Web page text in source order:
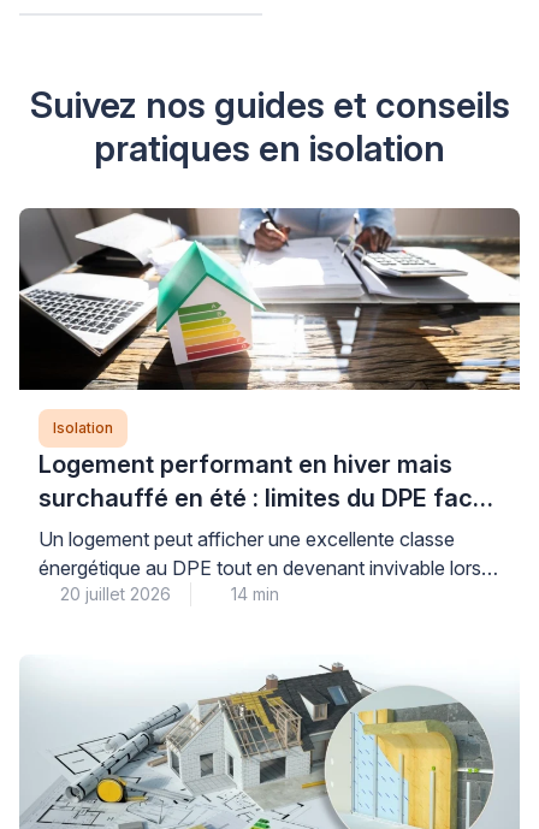
Suivez nos guides et conseils
pratiques en isolation
Isolation
Logement performant en hiver mais
surchauffé en été : limites du DPE face
aux canicules
Un logement peut afficher une excellente classe
énergétique au DPE tout en devenant invivable lors
des périodes de fortes chaleurs : cette situation, de
la performance hivernale. Le Diagnostic de
Performance Énergétique intègre désormais un
indicateur de confort d’été, mais celui-ci […]
20 juillet 2026 14 min